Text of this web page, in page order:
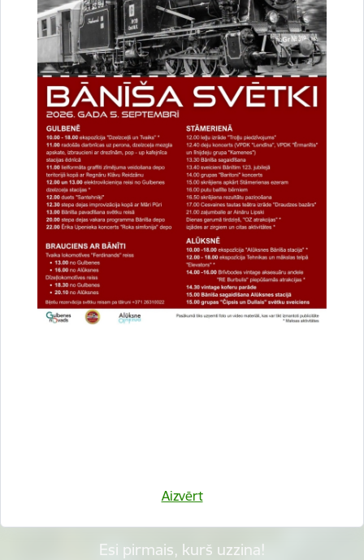
Aizvērt
Drukāt lapu
Dalīties
Esi pirmais, kurš uzzina!